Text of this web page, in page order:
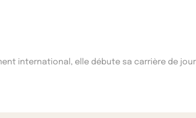
international, elle débute sa carrière de